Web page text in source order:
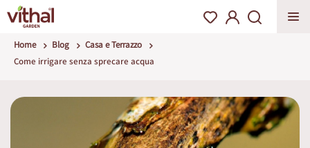
Home Blog
Casa e Terrazzo
Come irrigare senza sprecare acqua